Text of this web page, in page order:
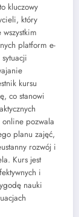
kluczowy
który
platform e-
kursu
co stanowi
online pozwala
planu zajęć,
rozwój i
Kurs jest
i
nauki